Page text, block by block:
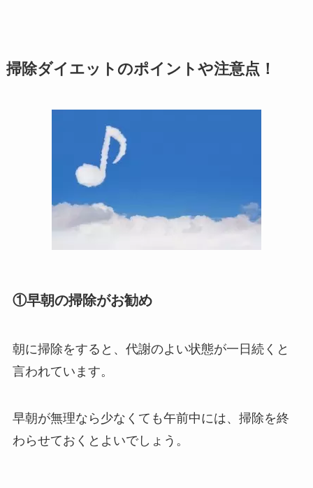
掃除ダイエットのポイントや注意点！
①早朝の掃除がお勧め
朝に掃除をすると、代謝のよい状態が一日続くと
言われています。
早朝が無理なら少なくても午前中には、掃除を終
わらせておくとよいでしょう。